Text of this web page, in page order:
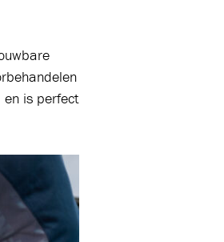
en is perfect